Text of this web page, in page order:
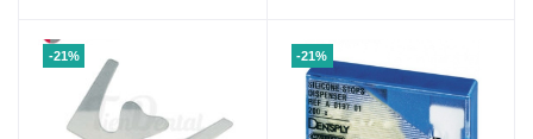
-21% -21%